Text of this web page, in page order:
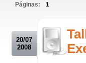
Páginas: 1
20/07
2008